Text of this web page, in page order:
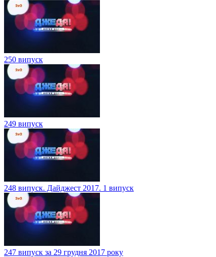
250 випуск
249 випуск
248 випуск. Дайджест 2017. 1 випуск
247 випуск за 29 грудня 2017 року